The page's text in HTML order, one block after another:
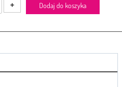
Dodaj do koszyka